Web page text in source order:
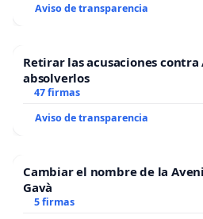
Aviso de transparencia
Retirar las acusaciones contra
absolverlos
47 firmas
Aviso de transparencia
Cambiar el nombre de la
Gavà
5 firmas